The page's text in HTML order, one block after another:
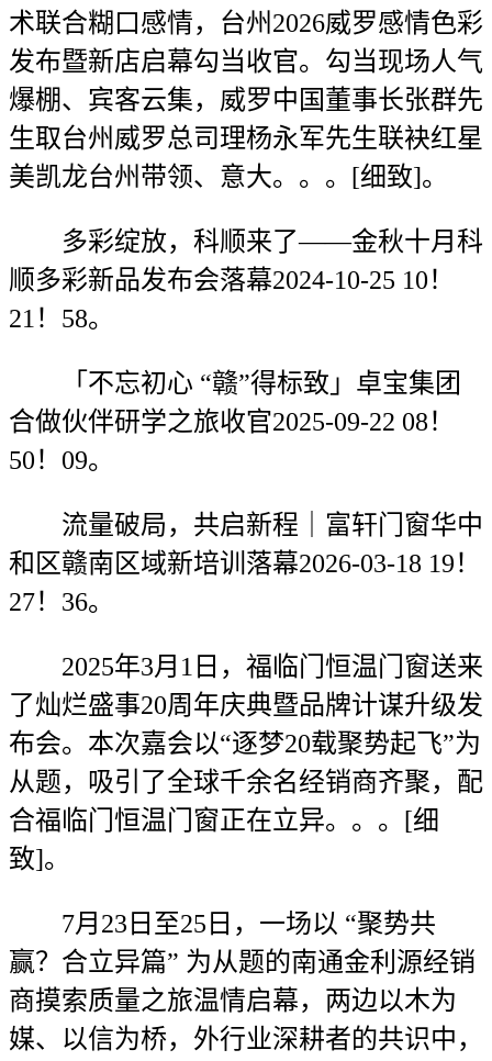
术联合糊口感情，台州2026威罗感情色彩
发布暨新店启幕勾当收官。勾当现场人气
爆棚、宾客云集，威罗中国董事长张群先
生取台州威罗总司理杨永军先生联袂红星
美凯龙台州带领、意大。。。[细致]。
多彩绽放，科顺来了——金秋十月科
顺多彩新品发布会落幕2024-10-25 10！
21！58。
「不忘初心 “赣”得标致」卓宝集团
合做伙伴研学之旅收官2025-09-22 08！
50！09。
流量破局，共启新程｜富轩门窗华中
和区赣南区域新培训落幕2026-03-18 19！
27！36。
2025年3月1日，福临门恒温门窗送来
了灿烂盛事20周年庆典暨品牌计谋升级发
布会。本次嘉会以“逐梦20载聚势起飞”为
从题，吸引了全球千余名经销商齐聚，配
合福临门恒温门窗正在立异。。。[细
致]。
7月23日至25日，一场以 “聚势共
赢？合立异篇” 为从题的南通金利源经销
商摸索质量之旅温情启幕，两边以木为
媒、以信为桥，外行业深耕者的共识中，